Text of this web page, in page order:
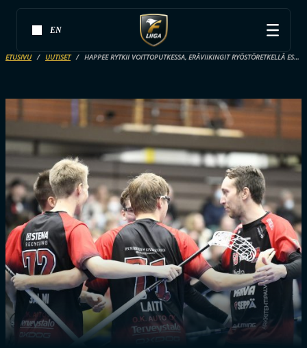
EN
ETUSIVU UUTISET HAPPEE RYTKII VOITTOPUTKESSA, ERÄVIIKINGIT RYÖSTÖRETKELLÄ ESPOOSSA